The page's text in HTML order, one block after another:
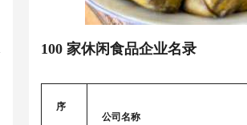
100 家休闲食品企业名录
序
公司名称